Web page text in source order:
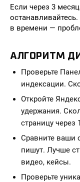
Если через 3
в времени —
АЛГОРИТМ
Проверьте
индексации.
Откройте
удержания.
страницу через
Сравните ваши
пишут. Лучше
видео, кейсы.
Проверьте